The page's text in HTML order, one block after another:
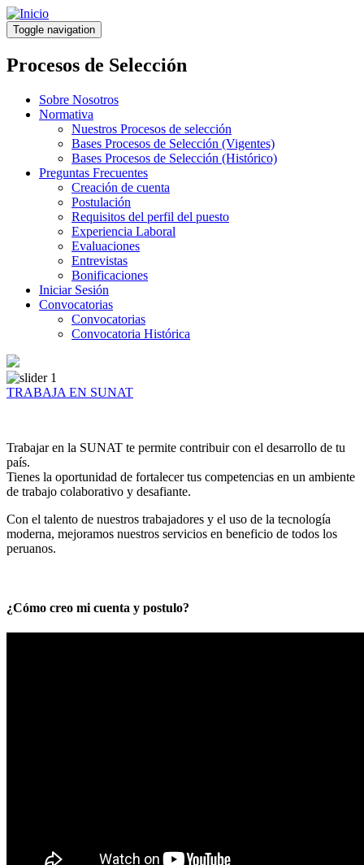
Pasar
al
contenido
principal
Toggle navigation
Procesos de Selección
Sobre Nosotros
Normativa
Nuestros Procesos de selección
Bases Procesos de Selección (Vigentes)
Bases Procesos de Selección (Histórico)
Preguntas Frecuentes
Creación de cuenta
Postulación
Requisitos del perfil del puesto
Experiencia Laboral
Evaluaciones
Entrevistas
Bonificaciones
Iniciar Sesión
Convocatorias
Convocatorias
Convocatoria Histórica
TRABAJA EN SUNAT
Trabajar en la SUNAT te permite contribuir con el desarrollo de tu
país.
Tienes la oportunidad de fortalecer tus competencias en un ambiente
de trabajo colaborativo y desafiante.
Con el talento de nuestros trabajadores y el uso de la tecnología
moderna, mejoramos nuestros servicios en beneficio de todos los
peruanos.
¿Cómo creo mi cuenta y postulo?